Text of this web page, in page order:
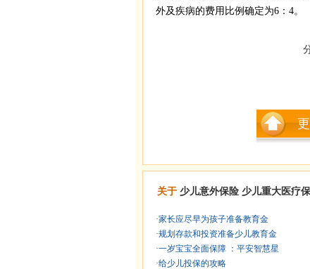
外及疾病的费用比例确定为6：4。
关于 少儿意外保险 少儿重大医疗
·家长应尽早为孩子准备教育金
·规划存款和投资准备少儿教育金
·一岁宝宝全面保障 ：平安智慧星
·给少儿投保的攻略